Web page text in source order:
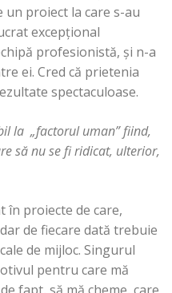
un proiect la care s-au
excepţional
profesionistă, şi n-a
ei. Cred că prietenia
spectaculoase.
la „factorul uman” fiind,
să nu se fi ridicat, ulterior,
în proiecte de care,
de fiecare dată trebuie
de mijloc. Singurul
pentru care mă